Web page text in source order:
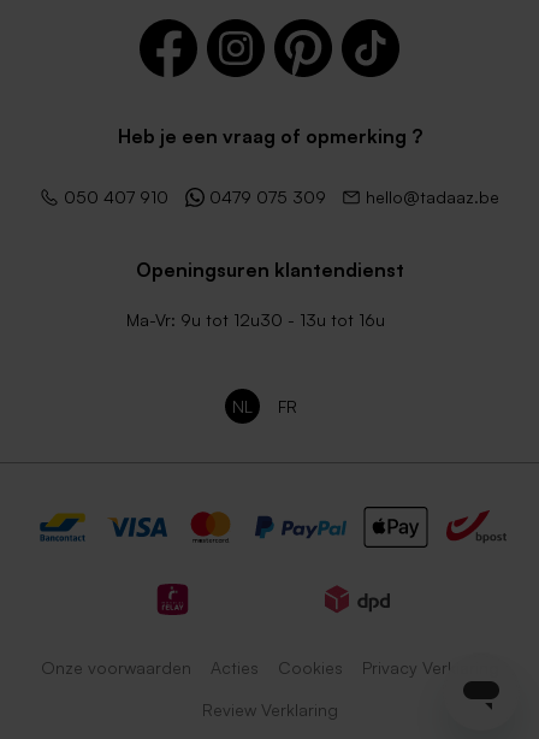
met rechte klep
Heb je een vraag of opmerking ?
050 407 910 0479 075 309 hello@tadaaz.be
Openingsuren klantendienst
Ma-Vr: 9u tot 12u30 - 13u tot 16u
NL FR
Onze voorwaarden Acties Cookies Privacy Verklaring
Review Verklaring